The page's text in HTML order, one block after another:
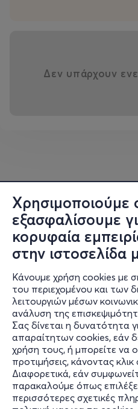
εξασφαλίσουμε
κορυφαία
στην ιστοσελίδα
Κάνουμε χρήση cookies με
του περιεχομένου και των
λειτουργιών μέσων
ανάλυση της
Σας δίνεται η δυνατότητα
απαραίτητων cookies, εάν
χρήση τους, ή μπορείτε να
προτιμήσεις, κάνοντας
Διαφορετικά, εάν
παρακαλούμε όπως
περισσότερες σχετικές
Δεν υπάρχουν
Πληροφορίες
Υποστήριξη
Stay Connected